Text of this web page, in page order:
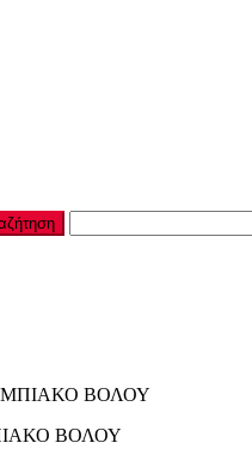
ΒΟΛΟΥ